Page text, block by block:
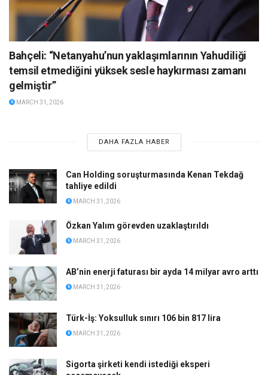
Bahçeli: “Netanyahu’nun yaklaşımlarının Yahudiliği
temsil etmediğini yüksek sesle haykırması zamanı
gelmiştir”
MARCH 31, 2026
DAHA FAZLA HABER
Can Holding soruşturmasında Kenan Tekdağ
tahliye edildi
MARCH 31, 2026
Özkan Yalım görevden uzaklaştırıldı
MARCH 31, 2026
AB’nin enerji faturası bir ayda 14 milyar avro arttı
MARCH 31, 2026
Türk-İş: Yoksulluk sınırı 106 bin 817 lira
MARCH 31, 2026
Sigorta şirketi kendi istediği eksperi